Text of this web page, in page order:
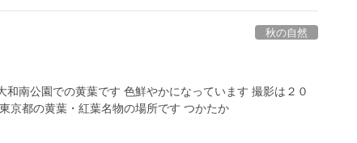
秋の自然
和南公園での黄葉です 色鮮やかになっています 撮影は２０
京都の黄葉・紅葉名物の場所です つかたか